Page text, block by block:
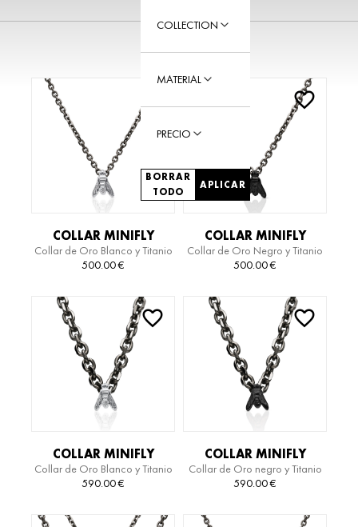
COLLECTION
MATERIAL
PRECIO
BORRAR
TODO
APLICAR
COLLAR MINIFLY
ESSENTIAL TITANIUM
Collar de Oro Blanco y Titanio
500.00€
COLLAR MINIFLY
ESSENTIAL TITANIUM
Collar de Oro Negro y Titanio
500.00€
COLLAR MINIFLY
ESSENTIAL TITANIUM
Collar de Oro Blanco y Titanio
590.00€
COLLAR MINIFLY
ESSENTIAL TITANIUM
Collar de Oro negro y Titanio
590.00€